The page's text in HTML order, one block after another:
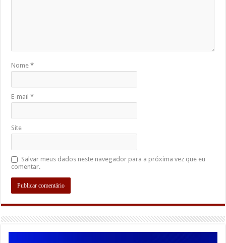
Nome*
E-mail*
Site
Salvar meus dados neste navegador para a próxima vez que eu
comentar.